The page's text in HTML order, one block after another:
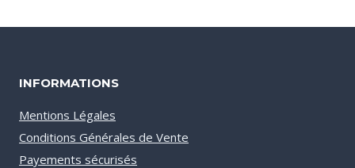
INFORMATIONS
Mentions Légales
Conditions Générales de Vente
Payements sécurisés